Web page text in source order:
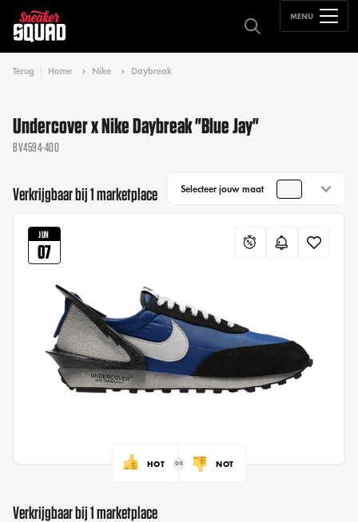
MENU
Terug Home Nike Daybreak
Undercover x Nike Daybreak "Blue Jay"
BV4594-400
Verkrijgbaar bij 1 marketplace Selecteer jouw maat
JUN
07
HOT NOT
Verkrijgbaar bij 1 marketplace